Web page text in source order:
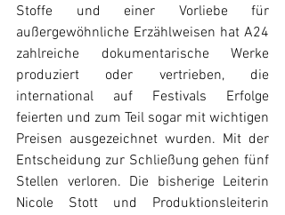
Stoffe und einer Vorliebe für
außergewöhnliche Erzählweisen hat A24
zahlreiche dokumentarische Werke
produziert oder vertrieben, die
international auf Festivals Erfolge
feierten und zum Teil sogar mit wichtigen
Preisen ausgezeichnet wurden. Mit der
Entscheidung zur Schließung gehen fünf
Stellen verloren. Die bisherige Leiterin
Nicole Stott und Produktionsleiterin